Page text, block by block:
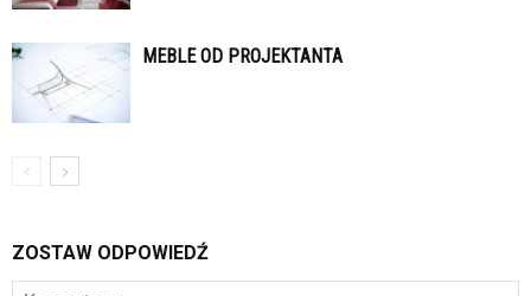
MEBLE OD PROJEKTANTA
ZOSTAW ODPOWIEDŹ